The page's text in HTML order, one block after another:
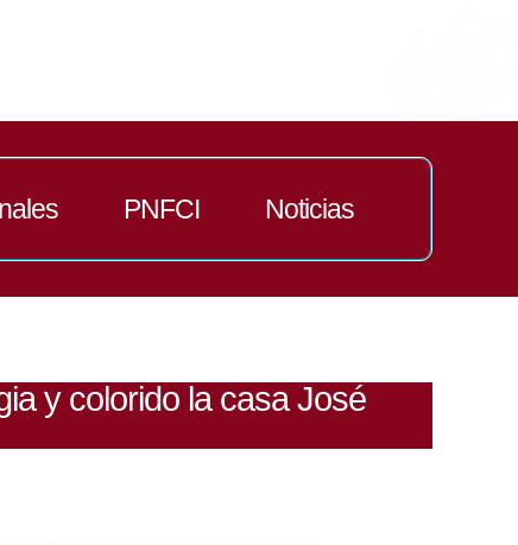
PNFCI Noticias
y colorido la casa José